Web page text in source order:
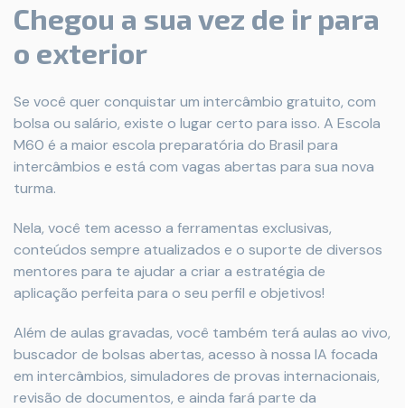
Chegou a sua vez de ir para
o exterior
Se você quer conquistar um intercâmbio gratuito, com
bolsa ou salário, existe o lugar certo para isso. A Escola
M60 é a maior escola preparatória do Brasil para
intercâmbios e está com vagas abertas para sua nova
turma.
Nela, você tem acesso a ferramentas exclusivas,
conteúdos sempre atualizados e o suporte de diversos
mentores para te ajudar a criar a estratégia de
aplicação perfeita para o seu perfil e objetivos!
Além de aulas gravadas, você também terá aulas ao vivo,
buscador de bolsas abertas, acesso à nossa IA focada
em intercâmbios, simuladores de provas internacionais,
revisão de documentos, e ainda fará parte da